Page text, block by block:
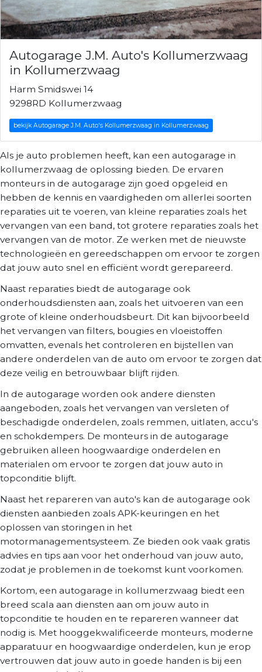
Autogarage J.M. Auto's Kollumerzwaag
in Kollumerzwaag
Harm Smidswei 14
9298RD Kollumerzwaag
bekijk Autogarage J.M. Auto's Kollumerzwaag in Kollumerzwaag
Als je auto problemen heeft, kan een autogarage in
kollumerzwaag de oplossing bieden. De ervaren
monteurs in de autogarage zijn goed opgeleid en
hebben de kennis en vaardigheden om allerlei soorten
reparaties uit te voeren, van kleine reparaties zoals het
vervangen van een band, tot grotere reparaties zoals het
vervangen van de motor. Ze werken met de nieuwste
technologieën en gereedschappen om ervoor te zorgen
dat jouw auto snel en efficiënt wordt gerepareerd.
Naast reparaties biedt de autogarage ook
onderhoudsdiensten aan, zoals het uitvoeren van een
grote of kleine onderhoudsbeurt. Dit kan bijvoorbeeld
het vervangen van filters, bougies en vloeistoffen
omvatten, evenals het controleren en bijstellen van
andere onderdelen van de auto om ervoor te zorgen dat
deze veilig en betrouwbaar blijft rijden.
In de autogarage worden ook andere diensten
aangeboden, zoals het vervangen van versleten of
beschadigde onderdelen, zoals remmen, uitlaten, accu's
en schokdempers. De monteurs in de autogarage
gebruiken alleen hoogwaardige onderdelen en
materialen om ervoor te zorgen dat jouw auto in
topconditie blijft.
Naast het repareren van auto's kan de autogarage ook
diensten aanbieden zoals APK-keuringen en het
oplossen van storingen in het
motormanagementsysteem. Ze bieden ook vaak gratis
advies en tips aan voor het onderhoud van jouw auto,
zodat je problemen in de toekomst kunt voorkomen.
Kortom, een autogarage in kollumerzwaag biedt een
breed scala aan diensten aan om jouw auto in
topconditie te houden en te repareren wanneer dat
nodig is. Met hooggekwalificeerde monteurs, moderne
apparatuur en hoogwaardige onderdelen, kun je erop
vertrouwen dat jouw auto in goede handen is bij een